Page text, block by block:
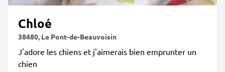
Chloé
38480, Le Pont-de-Beauvoisin
J'adore les chiens et j'aimerais bien emprunter un
chien